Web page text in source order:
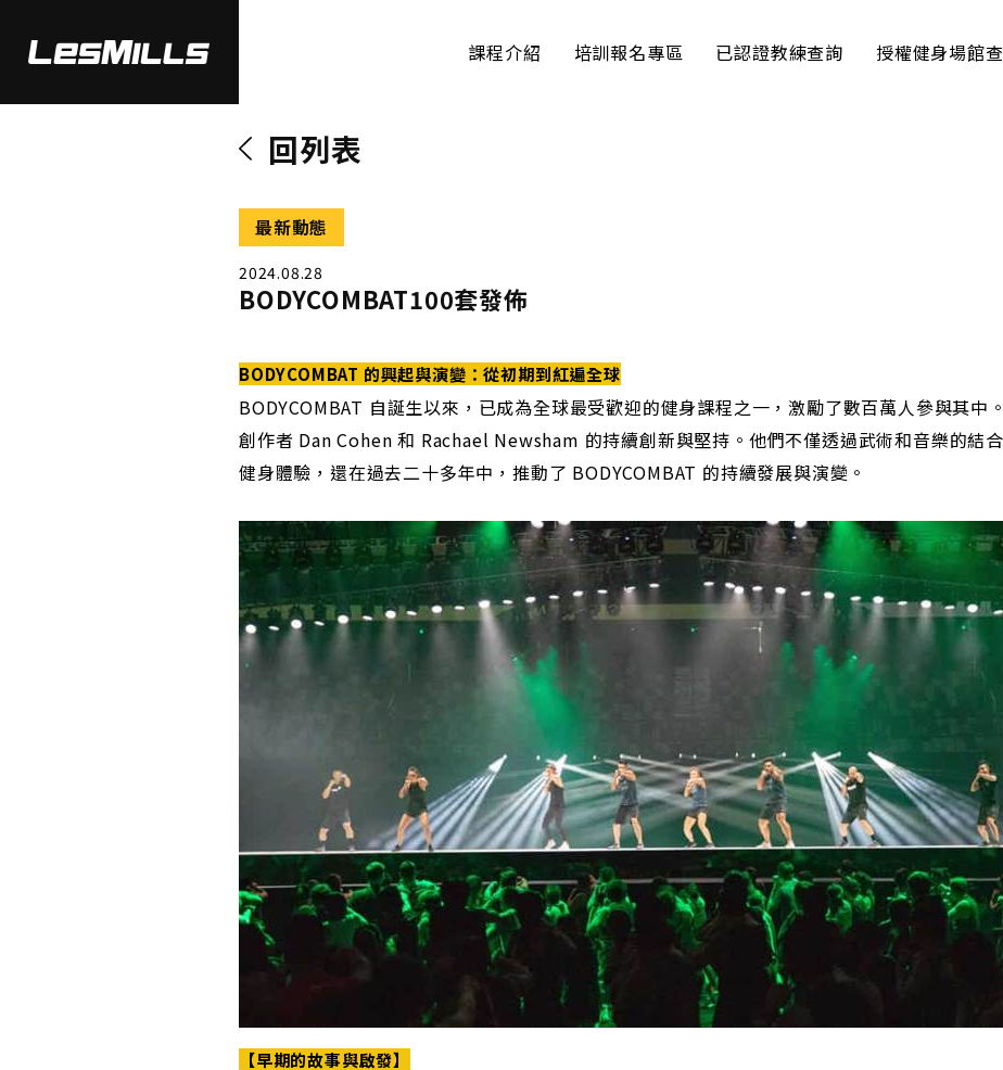
課程介紹 培訓報名專區 已認證教練查詢 授權健身場館
回列表
最新動態
2024.08.28
BODYCOMBAT100套發佈
BODYCOMBAT 的興起與演變：從初期到紅遍全球
BODYCOMBAT 自誕生以來，已成為全球最受歡迎的健身課程之一，激勵了數百萬人參與其中
創作者 Dan Cohen 和 Rachael Newsham 的持續創新與堅持。他們不僅透過武術和音樂的結
健身體驗，還在過去二十多年中，推動了 BODYCOMBAT 的持續發展與演變。
【早期的故事與啟發】